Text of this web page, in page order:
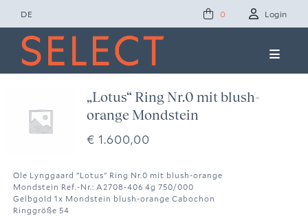
Zum
Inhalt
springen
DE 0 Login
Toggle
Concept Studio
Friends of Select
Ole Lynggaard
„Lotus“ Ring Nr.0 mit blush-
orange Mondstein
€ 1.600,00
Ole Lynggaard "Lotus" Ring Nr.0 mit blush-orange
Mondstein Ref.-Nr.: A2708-406 4g 750/000
Gelbgold 1x Mondstein blush-orange Cabochon
Ringgröße 54